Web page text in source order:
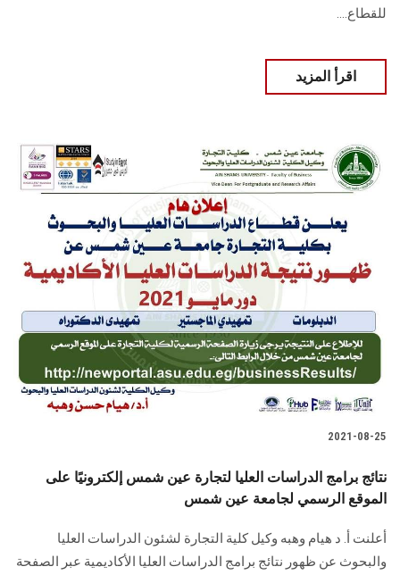
للقطاع....
اقرأ المزيد
2021-08-25
نتائج برامج الدراسات العليا لتجارة عين شمس إلكترونيًا على
الموقع الرسمي لجامعة عين شمس
أعلنت أ. د هيام وهبه وكيل كلية التجارة لشئون الدراسات العليا
والبحوث عن ظهور نتائج برامج الدراسات العليا الأكاديمية عبر الصفحة